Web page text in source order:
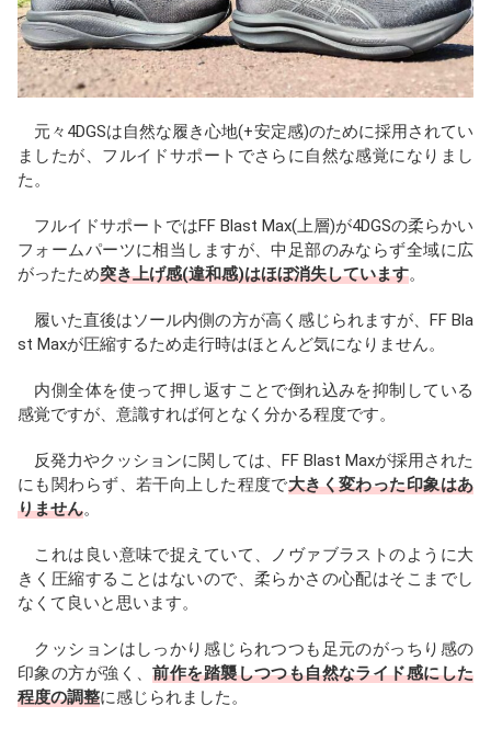
元々4DGSは自然な履き心地(+安定感)のために採用されてい
ましたが、フルイドサポートでさらに自然な感覚になりまし
た。
フルイドサポートではFF Blast Max(上層)が4DGSの柔らかい
フォームパーツに相当しますが、中足部のみならず全域に広
がったため突き上げ感(違和感)はほぼ消失しています。
履いた直後はソール内側の方が高く感じられますが、FF Bla
st Maxが圧縮するため走行時はほとんど気になりません。
内側全体を使って押し返すことで倒れ込みを抑制している
感覚ですが、意識すれば何となく分かる程度です。
反発力やクッションに関しては、FF Blast Maxが採用された
にも関わらず、若干向上した程度で大きく変わった印象はあ
りません。
これは良い意味で捉えていて、ノヴァブラストのように大
きく圧縮することはないので、柔らかさの心配はそこまでし
なくて良いと思います。
クッションはしっかり感じられつつも足元のがっちり感の
印象の方が強く、前作を踏襲しつつも自然なライド感にした
程度の調整に感じられました。